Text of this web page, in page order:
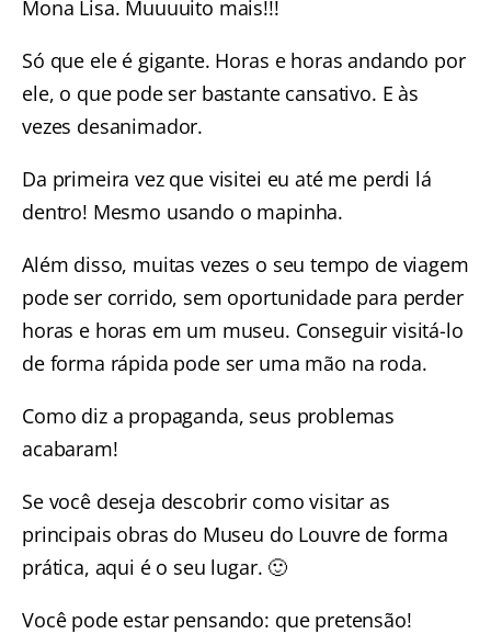
Mona Lisa. Muuuuito mais!!!
Só que ele é gigante. Horas e horas andando por
ele, o que pode ser bastante cansativo. E às
vezes desanimador.
Da primeira vez que visitei eu até me perdi lá
dentro! Mesmo usando o mapinha.
Além disso, muitas vezes o seu tempo de viagem
pode ser corrido, sem oportunidade para perder
horas e horas em um museu. Conseguir visitá-lo
de forma rápida pode ser uma mão na roda.
Como diz a propaganda, seus problemas
acabaram!
Se você deseja descobrir como visitar as
principais obras do Museu do Louvre de forma
prática, aqui é o seu lugar. 🙂
Você pode estar pensando: que pretensão!